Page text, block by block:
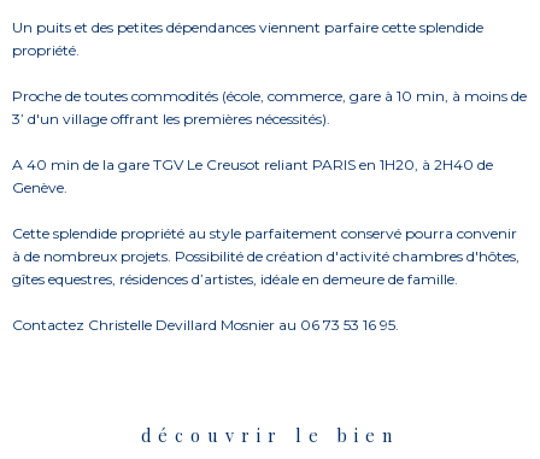
Un puits et des petites dépendances viennent parfaire cette splendide
propriété.
Proche de toutes commodités (école, commerce, gare à 10 min, à moins de
3’ d'un village offrant les premières nécessités).
A 40 min de la gare TGV Le Creusot reliant PARIS en 1H20, à 2H40 de
Genève.
Cette splendide propriété au style parfaitement conservé pourra convenir
à de nombreux projets. Possibilité de création d'activité chambres d'hôtes,
gîtes equestres, résidences d’artistes, idéale en demeure de famille.
Contactez Christelle Devillard Mosnier au 06 73 53 16 95.
découvrir le bien